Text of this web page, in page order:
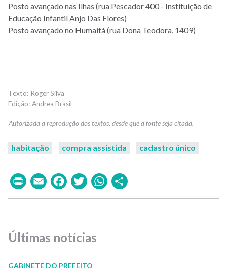
Posto avançado nas Ilhas (rua Pescador 400 - Instituição de
Educação Infantil Anjo Das Flores)
Posto avançado no Humaitá (rua Dona Teodora, 1409)
Roger Silva
Andrea Brasil
habitação compra assistida cadastro único
PrintEmailFacebook
TwitterWhatsApp
Últimas notícias
GABINETE DO PREFEITO